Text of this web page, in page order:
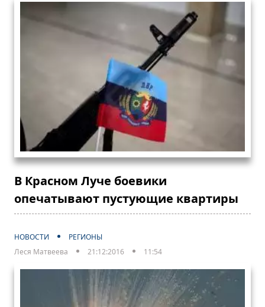
В Красном Луче боевики
опечатывают пустующие квартиры
НОВОСТИ
РЕГИОНЫ
Леся Матвеева
21:12:2016 11:54